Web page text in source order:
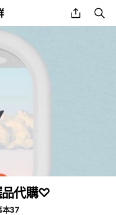
share
代購♡
本37